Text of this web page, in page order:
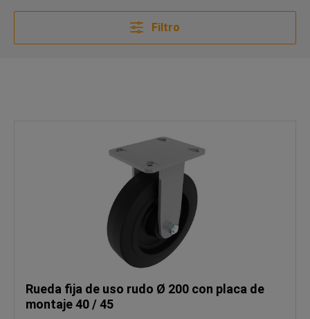
Filtro
Rueda fija de uso rudo Ø 200 con placa de
montaje 40 / 45